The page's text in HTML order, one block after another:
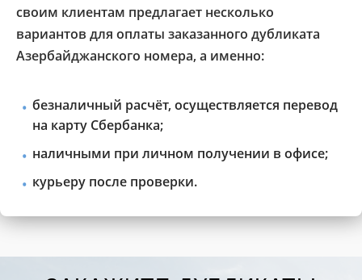
своим клиентам предлагает несколько
вариантов для оплаты заказанного дубликата
Азербайджанского номера, а именно:
безналичный расчёт, осуществляется перевод
на карту Сбербанка;
наличными при личном получении в офисе;
курьеру после проверки.